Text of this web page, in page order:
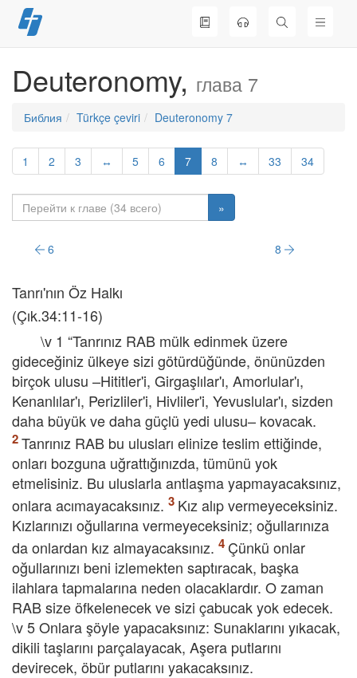
Перейти
к
Deuteronomy, глава 7
Библия Türkçe çeviri Deuteronomy 7
1 2 3 ↔ 5 6 7 8 ↔ 33 34
»
6 8
Tanrı'nın Öz Halkı
(Çık.34:11-16)
\v 1 “Tanrınız RAB mülk edinmek üzere
gideceğiniz ülkeye sizi götürdüğünde, önünüzden
birçok ulusu –Hititler'i, Girgaşlılar'ı, Amorlular'ı,
Kenanlılar'ı, Perizliler'i, Hivliler'i, Yevuslular'ı, sizden
daha büyük ve daha güçlü yedi ulusu– kovacak.
Tanrınız RAB bu ulusları elinize teslim ettiğinde,
onları bozguna uğrattığınızda, tümünü yok
etmelisiniz. Bu uluslarla antlaşma yapmayacaksınız,
onlara acımayacaksınız.
Kız alıp vermeyeceksiniz.
Kızlarınızı oğullarına vermeyeceksiniz; oğullarınıza
da onlardan kız almayacaksınız.
Çünkü onlar
oğullarınızı beni izlemekten saptıracak, başka
ilahlara tapmalarına neden olacaklardır. O zaman
RAB size öfkelenecek ve sizi çabucak yok edecek.
\v 5 Onlara şöyle yapacaksınız: Sunaklarını yıkacak,
dikili taşlarını parçalayacak, Aşera putlarını
devirecek, öbür putlarını yakacaksınız.